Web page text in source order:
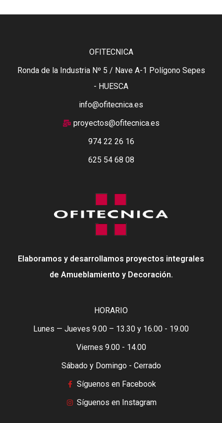
OFITECNICA
Ronda de la Industria Nº 5 / Nave A-1 Polígono Sepes
- HUESCA
info@ofitecnica.es
proyectos@ofitecnica.es
974 22 26 16
625 54 68 08
Elaboramos y desarrollamos proyectos integrales
de Amueblamiento y Decoración.
HORARIO
Lunes — Jueves 9.00 – 13.30 y 16.00 - 19.00
Viernes 9.00 - 14.00
Sábado y Domingo - Cerrado
Síguenos en Facebook
Síguenos en Instagram